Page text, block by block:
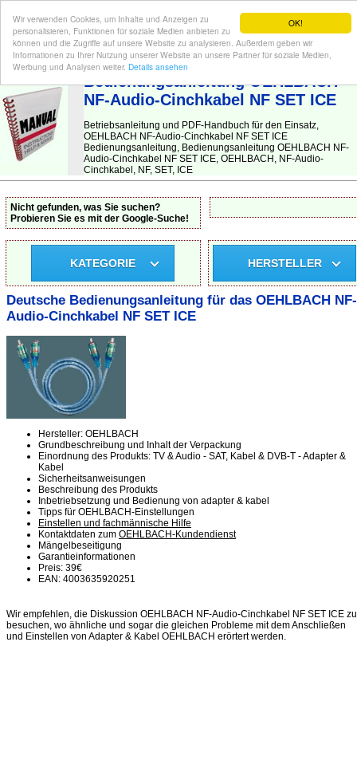
OK!
Wir verwenden Cookies, um Inhalte und Anzeigen zu
personalisieren, Funktionen für soziale Medien anbieten zu
können und die Zugriffe auf unsere Website zu analysieren. Außerdem geben wir
Informationen zu Ihrer Nutzung unserer Website an unsere Partner für soziale Medien,
Werbung und Analysen weiter. Details ansehen
BEDIENUNGSANLEITUNG| Hier finden Sie die deutsche Anleitung!
Bedienungsanleitung OEHLBACH
NF-Audio-Cinchkabel NF SET ICE
Betriebsanleitung und PDF-Handbuch für den Einsatz,
OEHLBACH NF-Audio-Cinchkabel NF SET ICE
Bedienungsanleitung, Bedienungsanleitung OEHLBACH NF-
Audio-Cinchkabel NF SET ICE, OEHLBACH, NF-Audio-
Cinchkabel, NF, SET, ICE
Nicht gefunden, was Sie suchen?
Probieren Sie es mit der Google-Suche!
KATEGORIE HERSTELLER
Deutsche Bedienungsanleitung für das OEHLBACH NF-
Audio-Cinchkabel NF SET ICE
Hersteller: OEHLBACH
Grundbeschreibung und Inhalt der Verpackung
Einordnung des Produkts: TV & Audio - SAT, Kabel & DVB-T - Adapter &
Kabel
Sicherheitsanweisungen
Beschreibung des Produkts
Inbetriebsetzung und Bedienung von adapter & kabel
Tipps für OEHLBACH-Einstellungen
Einstellen und fachmännische Hilfe
Kontaktdaten zum OEHLBACH-Kundendienst
Mängelbeseitigung
Garantieinformationen
Preis: 39€
EAN: 4003635920251
Wir empfehlen, die Diskussion OEHLBACH NF-Audio-Cinchkabel NF SET ICE zu
besuchen, wo ähnliche und sogar die gleichen Probleme mit dem Anschließen
und Einstellen von Adapter & Kabel OEHLBACH erörtert werden.